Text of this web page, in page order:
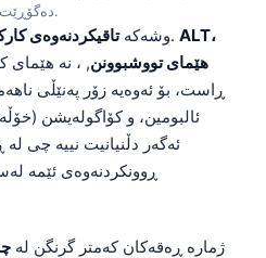
دەگۆڕێت کە بە بەهای تەنها یەک هێما.
وشەکەتاقیکردنەوەی کەمێک گمراهکەرە. ALT،
AST، ALP، و GGT هێمای تووشبوونن, ، نە هێمای
ڕاست، بۆ ئەوەیە زۆر پەنێڵی
ئالبومین، و کۆاگولەیشن
ئەگەر دڵنیانیت نییە چی لە
ڕوونکردنەوەی ئێمە
ژمارە ڕەقەکان کەمتر گرنگن لە